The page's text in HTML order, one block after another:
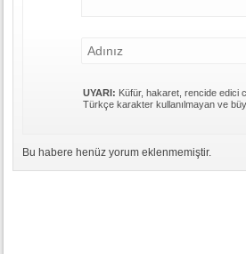
UYARI: Küfür, hakaret, rencide edici
Türkçe karakter kullanılmayan ve
Bu habere henüz yorum eklenmemiştir.